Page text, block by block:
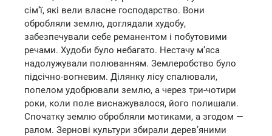
сім’ї, які вели власне господарство. Вони
обробляли землю, доглядали худобу,
забезпечували себе реманентом і побутовими
речами. Худоби було небагато. Нестачу м’яса
надолужували полюванням. Землеробство було
підсічно-вогневим. Ділянку лісу спалювали,
попелом удобрювали землю, а через три-чотири
роки, коли поле виснажувалося, його полишали.
Спочатку землю обробляли мотиками, а згодом —
ралом. Зернові культури збирали дерев’яними